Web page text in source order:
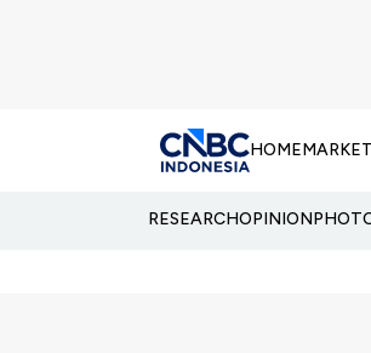
HOMEMARKET
RESEARCHOPINION